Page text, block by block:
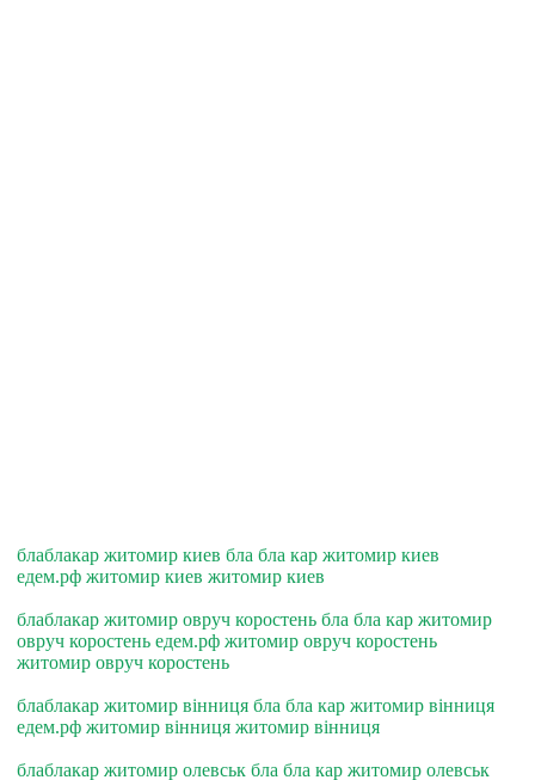
блаблакар житомир киев бла бла кар житомир киев
едем.рф житомир киев житомир киев
блаблакар житомир овруч коростень бла бла кар житомир
овруч коростень едем.рф житомир овруч коростень
житомир овруч коростень
блаблакар житомир вiнниця бла бла кар житомир вiнниця
едем.рф житомир вiнниця житомир вiнниця
блаблакар житомир олевськ бла бла кар житомир олевськ